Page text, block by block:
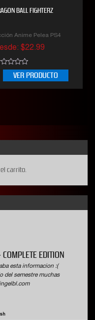
BALL FIGHTERZ
Anime Pelea PS4
$22.99
VER PRODUCTO
carrito.
EDITION
esta informacion :(
del semestre muchas